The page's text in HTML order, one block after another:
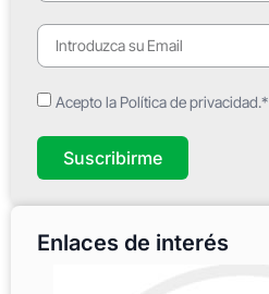
Acepto la Política de privacidad.*
Suscribirme
Enlaces de interés